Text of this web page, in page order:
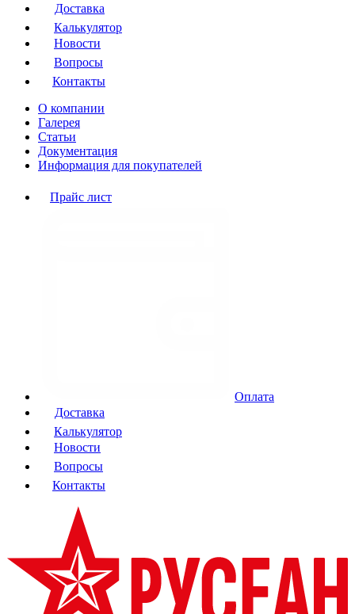
Доставка
Калькулятор
Новости
Вопросы
Контакты
О компании
Галерея
Статьи
Документация
Информация для покупателей
Прайс лист
Оплата
Доставка
Калькулятор
Новости
Вопросы
Контакты